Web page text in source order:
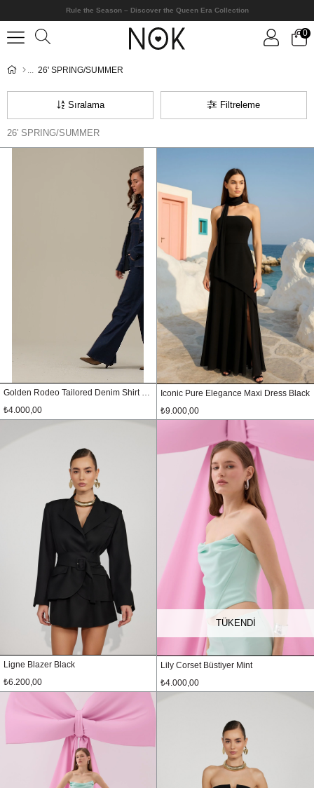
Rule the Season – Discover the Queen Era Collection
0
26' SPRING/SUMMER
Filtreleme
Sıralama
26' SPRING/SUMMER
₺4.000,00
Iconic Pure Elegance Maxi Dress Black
₺9.000,00
Ligne Blazer Black
₺6.200,00
TÜKENDI
Lily Corset Büstiyer Mint
₺4.000,00